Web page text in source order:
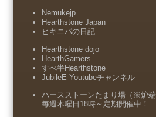
Nemukejp
Hearthstone Japan
ヒキニパの日記
Hearthstone dojo
HearthGamers
すべ半Hearthstone
JubileE Youtubeチャンネル
ハースストーンたまり場（※炉端
毎週木曜日18時～定期開催中！